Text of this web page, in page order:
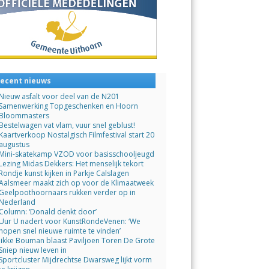
nieuws
asfalt voor deel van de N201
Topgeschenken en Hoorn
vat vlam, vuur snel geblust!
Nostalgisch Filmfestival start 20
skatekamp VZOD voor basisschooljeugd
Midas Dekkers: Het menselijk tekort
kunst kijken in Parkje Calslagen
maakt zich op voor de Klimaatweek
rukken verder op in
‘Donald denkt door’
U nadert voor KunstRondeVenen: ‘We
snel nieuwe ruimte te vinden’
Bouman blaast Paviljoen Toren De Grote
nieuw leven in
Mijdrechtse Dwarsweg lijkt vorm